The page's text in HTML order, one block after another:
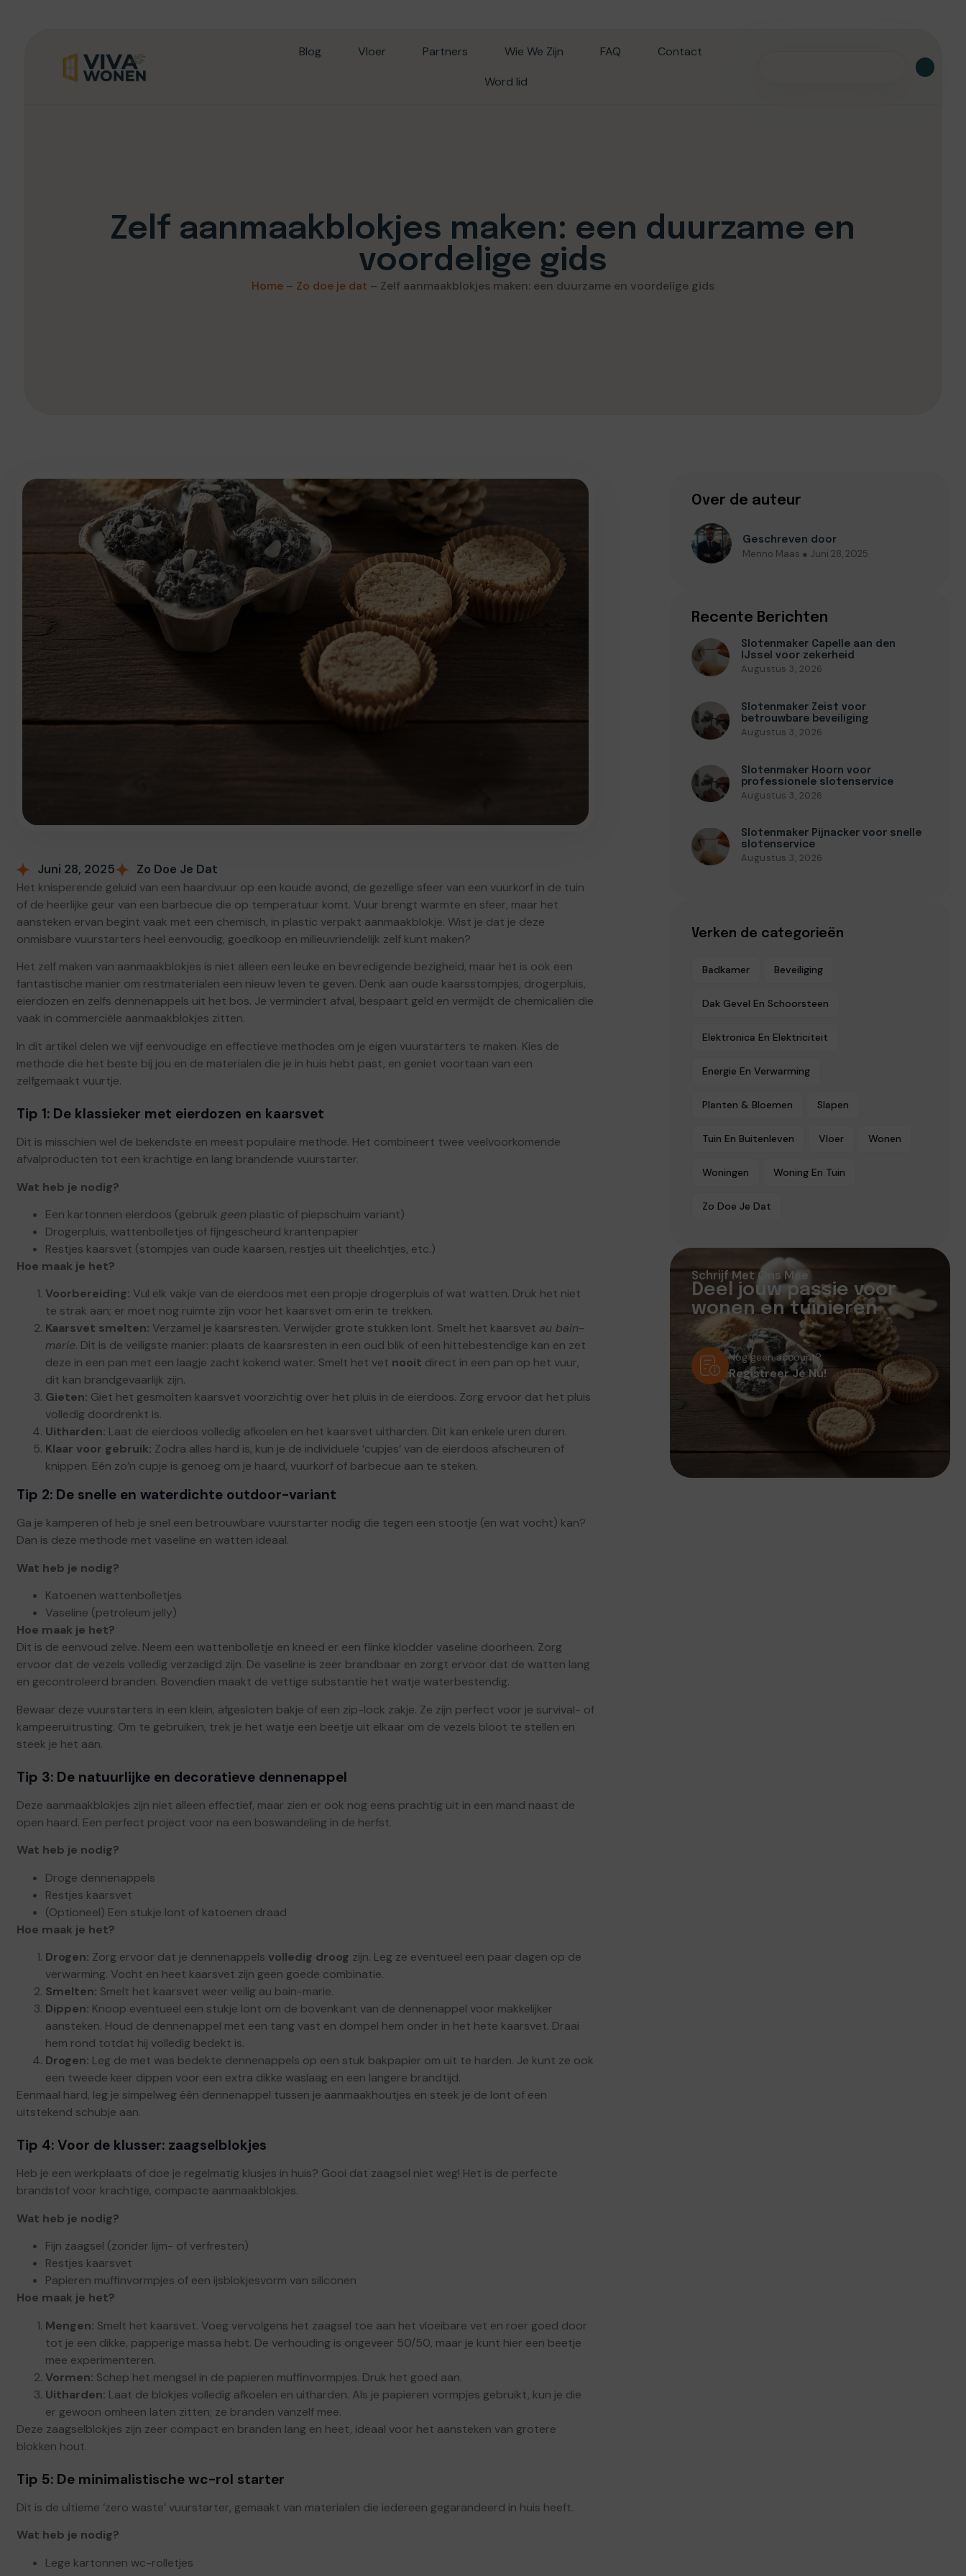
Blog Vloer Partners Wie We Zijn FAQ
Contact
Word lid
Zelf aanmaakblokjes maken: een duurzame en
voordelige gids
Home– Zo doe je dat – Zelf aanmaakblokjes maken: een duurzame en voordelige gids
Juni 28, 2025 Zo Doe Je Dat
Het knisperende geluid van een haardvuur op een koude avond, de gezellige sfeer van een vuurkorf in de tuin
of de heerlijke geur van een barbecue die op temperatuur komt. Vuur brengt warmte en sfeer, maar het
aansteken ervan begint vaak met een chemisch, in plastic verpakt aanmaakblokje. Wist je dat je deze
onmisbare vuurstarters heel eenvoudig, goedkoop en milieuvriendelijk zelf kunt maken?
Het zelf maken van aanmaakblokjes is niet alleen een leuke en bevredigende bezigheid, maar het is ook een
fantastische manier om restmaterialen een nieuw leven te geven. Denk aan oude kaarsstompjes, drogerpluis,
eierdozen en zelfs dennenappels uit het bos. Je vermindert afval, bespaart geld en vermijdt de chemicaliën die
vaak in commerciële aanmaakblokjes zitten.
In dit artikel delen we vijf eenvoudige en effectieve methodes om je eigen vuurstarters te maken. Kies de
methode die het beste bij jou en de materialen die je in huis hebt past, en geniet voortaan van een
zelfgemaakt vuurtje.
Tip 1: De klassieker met eierdozen en kaarsvet
Dit is misschien wel de bekendste en meest populaire methode. Het combineert twee veelvoorkomende
afvalproducten tot een krachtige en lang brandende vuurstarter.
Wat heb je nodig?
Een kartonnen eierdoos (gebruik geen plastic of piepschuim variant)
Drogerpluis, wattenbolletjes of fijngescheurd krantenpapier
Restjes kaarsvet (stompjes van oude kaarsen, restjes uit theelichtjes, etc.)
Hoe maak je het?
Voorbereiding: Vul elk vakje van de eierdoos met een propje drogerpluis of wat watten. Druk het niet
te strak aan; er moet nog ruimte zijn voor het kaarsvet om erin te trekken.
Kaarsvet smelten: Verzamel je kaarsresten. Verwijder grote stukken lont. Smelt het kaarsvet au bain-
marie. Dit is de veiligste manier: plaats de kaarsresten in een oud blik of een hittebestendige kan en zet
deze in een pan met een laagje zacht kokend water. Smelt het vet nooit direct in een pan op het vuur,
dit kan brandgevaarlijk zijn.
Gieten: Giet het gesmolten kaarsvet voorzichtig over het pluis in de eierdoos. Zorg ervoor dat het pluis
volledig doordrenkt is.
Uitharden: Laat de eierdoos volledig afkoelen en het kaarsvet uitharden. Dit kan enkele uren duren.
Klaar voor gebruik: Zodra alles hard is, kun je de individuele ‘cupjes’ van de eierdoos afscheuren of
knippen. Eén zo’n cupje is genoeg om je haard, vuurkorf of barbecue aan te steken.
Tip 2: De snelle en waterdichte outdoor-variant
Ga je kamperen of heb je snel een betrouwbare vuurstarter nodig die tegen een stootje (en wat vocht) kan?
Dan is deze methode met vaseline en watten ideaal.
Wat heb je nodig?
Katoenen wattenbolletjes
Vaseline (petroleum jelly)
Hoe maak je het?
Dit is de eenvoud zelve. Neem een wattenbolletje en kneed er een flinke klodder vaseline doorheen. Zorg
ervoor dat de vezels volledig verzadigd zijn. De vaseline is zeer brandbaar en zorgt ervoor dat de watten lang
en gecontroleerd branden. Bovendien maakt de vettige substantie het watje waterbestendig.
Bewaar deze vuurstarters in een klein, afgesloten bakje of een zip-lock zakje. Ze zijn perfect voor je survival- of
kampeeruitrusting. Om te gebruiken, trek je het watje een beetje uit elkaar om de vezels bloot te stellen en
steek je het aan.
Tip 3: De natuurlijke en decoratieve dennenappel
Deze aanmaakblokjes zijn niet alleen effectief, maar zien er ook nog eens prachtig uit in een mand naast de
open haard. Een perfect project voor na een boswandeling in de herfst.
Wat heb je nodig?
Droge dennenappels
Restjes kaarsvet
(Optioneel) Een stukje lont of katoenen draad
Hoe maak je het?
Drogen: Zorg ervoor dat je dennenappels volledig droog zijn. Leg ze eventueel een paar dagen op de
verwarming. Vocht en heet kaarsvet zijn geen goede combinatie.
Smelten: Smelt het kaarsvet weer veilig au bain-marie.
Dippen: Knoop eventueel een stukje lont om de bovenkant van de dennenappel voor makkelijker
aansteken. Houd de dennenappel met een tang vast en dompel hem onder in het hete kaarsvet. Draai
hem rond totdat hij volledig bedekt is.
Drogen: Leg de met was bedekte dennenappels op een stuk bakpapier om uit te harden. Je kunt ze ook
een tweede keer dippen voor een extra dikke waslaag en een langere brandtijd.
Eenmaal hard, leg je simpelweg één dennenappel tussen je aanmaakhoutjes en steek je de lont of een
uitstekend schubje aan.
Tip 4: Voor de klusser: zaagselblokjes
Heb je een werkplaats of doe je regelmatig klusjes in huis? Gooi dat zaagsel niet weg! Het is de perfecte
brandstof voor krachtige, compacte aanmaakblokjes.
Wat heb je nodig?
Fijn zaagsel (zonder lijm- of verfresten)
Restjes kaarsvet
Papieren muffinvormpjes of een ijsblokjesvorm van siliconen
Hoe maak je het?
Mengen: Smelt het kaarsvet. Voeg vervolgens het zaagsel toe aan het vloeibare vet en roer goed door
tot je een dikke, papperige massa hebt. De verhouding is ongeveer 50/50, maar je kunt hier een beetje
mee experimenteren.
Vormen: Schep het mengsel in de papieren muffinvormpjes. Druk het goed aan.
Uitharden: Laat de blokjes volledig afkoelen en uitharden. Als je papieren vormpjes gebruikt, kun je die
er gewoon omheen laten zitten; ze branden vanzelf mee.
Deze zaagselblokjes zijn zeer compact en branden lang en heet, ideaal voor het aansteken van grotere
blokken hout.
Tip 5: De minimalistische wc-rol starter
Dit is de ultieme ‘zero waste’ vuurstarter, gemaakt van materialen die iedereen gegarandeerd in huis heeft.
Wat heb je nodig?
Lege kartonnen wc-rolletjes
Over de auteur
Geschreven door
Menno Maas ● Juni 28, 2025
Recente Berichten
Slotenmaker Capelle aan den
IJssel voor zekerheid
Augustus 3, 2026
Slotenmaker Zeist voor
betrouwbare beveiliging
Augustus 3, 2026
Slotenmaker Hoorn voor
professionele slotenservice
Augustus 3, 2026
Slotenmaker Pijnacker voor snelle
slotenservice
Augustus 3, 2026
Verken de categorieën
Badkamer Beveiliging
Dak Gevel En Schoorsteen
Elektronica En Elektriciteit
Energie En Verwarming
Planten & Bloemen Slapen
Tuin En Buitenleven Vloer Wonen
Woningen Woning En Tuin
Zo Doe Je Dat
Schrijf Met Ons Mee
Deel jouw passie voor
wonen en tuinieren
Nog geen account?
Registreer Je Nu!